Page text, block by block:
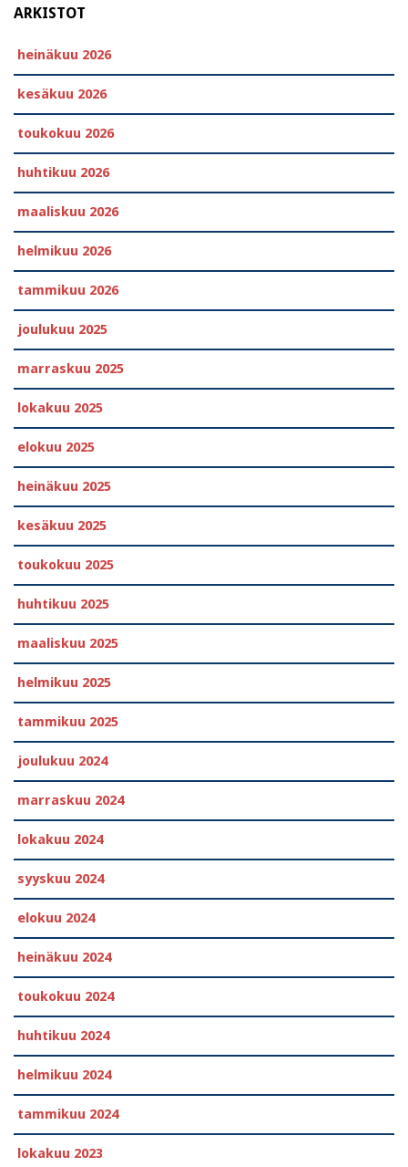
ARKISTOT
heinäkuu 2026
kesäkuu 2026
toukokuu 2026
huhtikuu 2026
maaliskuu 2026
helmikuu 2026
tammikuu 2026
joulukuu 2025
marraskuu 2025
lokakuu 2025
elokuu 2025
heinäkuu 2025
kesäkuu 2025
toukokuu 2025
huhtikuu 2025
maaliskuu 2025
helmikuu 2025
tammikuu 2025
joulukuu 2024
marraskuu 2024
lokakuu 2024
syyskuu 2024
elokuu 2024
heinäkuu 2024
toukokuu 2024
huhtikuu 2024
helmikuu 2024
tammikuu 2024
lokakuu 2023